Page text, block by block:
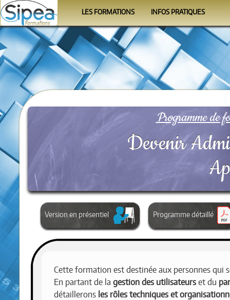
LES FORMATIONS
Le calendrier
Les programmes
Les organismes
INFOS PRATIQUES
Se former
Le Formateur
Conditions
Programme de
Devenir
Version en présentiel Programme détaillé
Cette formation est destinée aux personnes qui
En partant de la gestion des utilisateurs et du
détaillerons les rôles techniques et